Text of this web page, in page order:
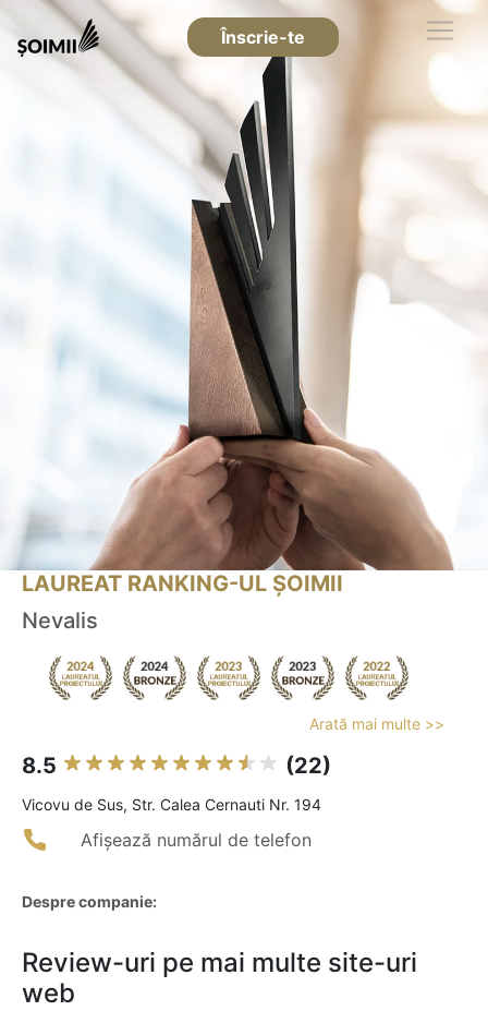
Înscrie-te
LAUREAT RANKING-UL ȘOIMII
Nevalis
Arată mai multe >>
8.5 (22)
Vicovu de Sus, Str. Calea Cernauti Nr. 194
Afișează numărul de telefon
Despre companie:
Review-uri pe mai multe site-uri
web